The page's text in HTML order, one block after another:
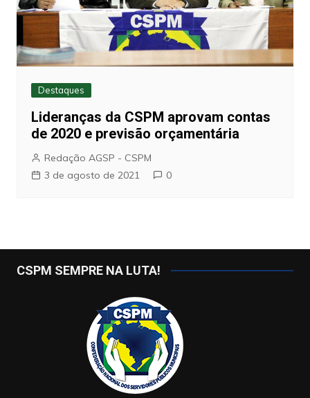
Destaques
Lideranças da CSPM aprovam contas
de 2020 e previsão orçamentária
Redação AGSP - CSPM
3 de agosto de 2021
0
CSPM SEMPRE NA LUTA!